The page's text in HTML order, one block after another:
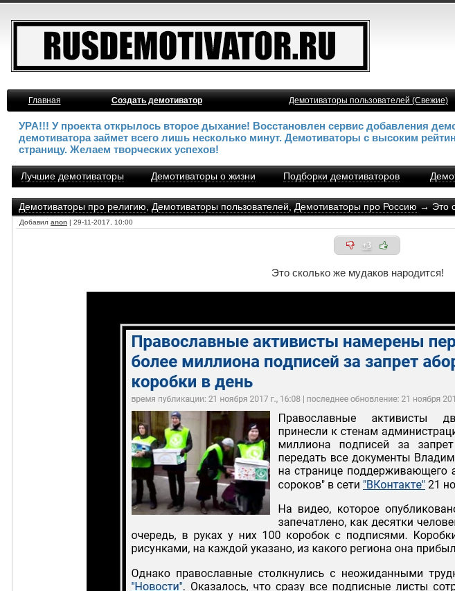
Главная
Создать демотиватор Демотиваторы пользователей (Свежие)
УРА!!! У проекта открылось второе дыхание! Восстановлен сервис добавления
демотиватора займет всего лишь несколько минут. Демотиваторы с высоким
страницу. Желаем творческих успехов!
Лучшие демотиваторы Демотиваторы о жизни Подборки демотиваторов
Демотиваторы про религию,Демотиваторы пользователей,Демотиваторы про Россию→ Это
Добавил anon | 29-11-2017, 10:00
+3
Это сколько же мудаков народится!